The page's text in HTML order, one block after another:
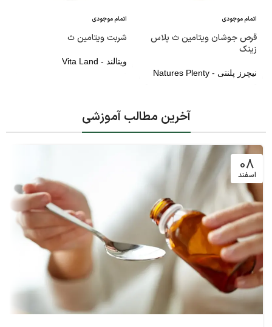
اتمام موجودی
قرص جوشان ویتامین ث پلاس
زینک
نیچرز پلنتی - Natures Plenty
اتمام موجودی
شربت ویتامین ث
ویتالند - Vita Land
آخرین مطالب آموزشی
08
اسفند